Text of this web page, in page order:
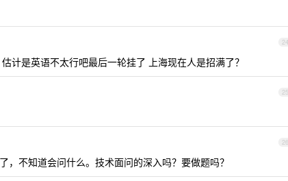
24
计是英语不太行吧最后一轮挂了 上海现在人是招满了？
25
26
，不知道会问什么。技术面问的深入吗？要做题吗？